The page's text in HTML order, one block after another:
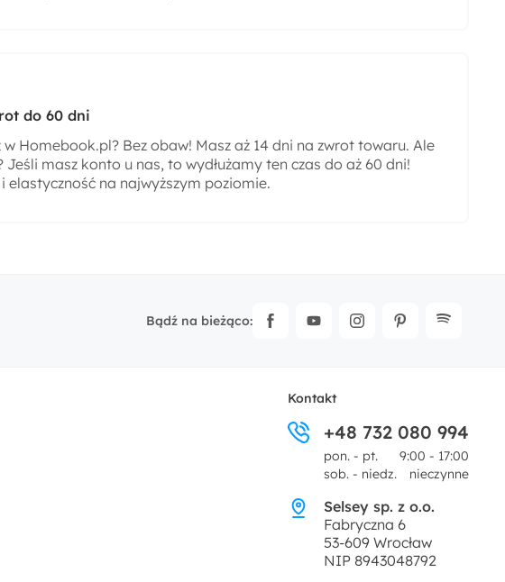
do 60 dni
w Homebook.pl? Bez obaw! Masz aż 14 dni na zwrot towaru. Ale
Jeśli masz konto u nas, to wydłużamy ten czas do aż 60 dni!
elastyczność na najwyższym poziomie.
Bądź na bieżąco:
Kontakt
+48 732 080 994
pon. - pt.
9:00 - 17:00
sob. - niedz.
nieczynne
Selsey sp. z o.o.
Fabryczna 6
53-609 Wrocław
NIP 8943048792